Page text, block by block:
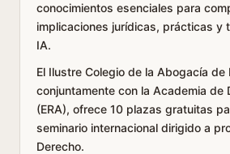
conocimientos esenciales para
implicaciones jurídicas, prácticas y
IA.
El Ilustre Colegio de la Abogacía de
conjuntamente con la Academia de
(ERA), ofrece 10 plazas gratuitas
seminario internacional dirigido a
Derecho.